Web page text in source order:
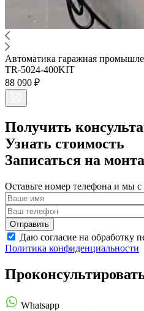
Автоматика гаражная
TR-5024-400KIT
88 090 ₽
Получить
Узнать стоимость
Записаться на
Оставьте номер телефона и мы
Даю согласие на обработку
Политика конфиденциальности
Whatsapp